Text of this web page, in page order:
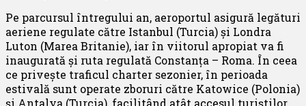
Pe parcursul întregului an, aeroportul asigură legături
aeriene regulate către Istanbul (Turcia) și Londra
Luton (Marea Britanie), iar în viitorul apropiat va fi
inaugurată și ruta regulată Constanța – Roma. În ceea
ce privește traficul charter sezonier, în perioada
estivală sunt operate zboruri către Katowice (Polonia)
și Antalya (Turcia), facilitând atât accesul turiștilor